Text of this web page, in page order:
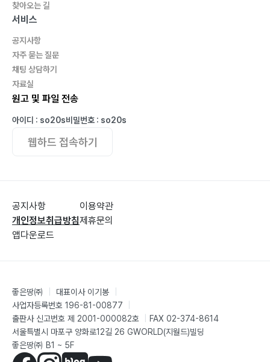
찾아오는 길
서비스
공지사항
자주 묻는 질문
채팅 상담하기
자료실
원고 및 파일 전송
아이디 : so20s비밀번호 : so20s
웹하드 접속하기
공지사항
개인정보취급방침
앱다운로드
이용약관
제휴문의
좋은땅㈜ 대표이사 이기봉
사업자등록번호 196-81-00877
출판사 신고번호 제 2001-000082호
FAX 02-374-8614
서울특별시 마포구 양화로12길 26 GWORLD(지월드)빌딩
좋은땅㈜ B1 ~ 5F